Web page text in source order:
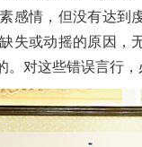
感情，但没有达
失或动摇的原因
。对这些错误言行